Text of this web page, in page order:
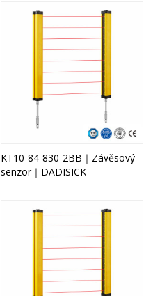
KT10-84-830-2BB｜Závěsový
senzor｜DADISICK